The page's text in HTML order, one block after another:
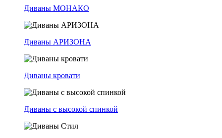
Диваны МОНАКО
Диваны АРИЗОНА
Диваны кровати
Диваны с высокой спинкой